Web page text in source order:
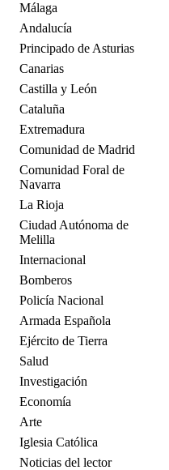
Málaga
Andalucía
Principado de Asturias
Canarias
Castilla y León
Cataluña
Extremadura
Comunidad de Madrid
Comunidad Foral de
Navarra
La Rioja
Ciudad Autónoma de
Melilla
Internacional
Bomberos
Policía Nacional
Armada Española
Ejército de Tierra
Salud
Investigación
Economía
Arte
Iglesia Católica
Noticias del lector